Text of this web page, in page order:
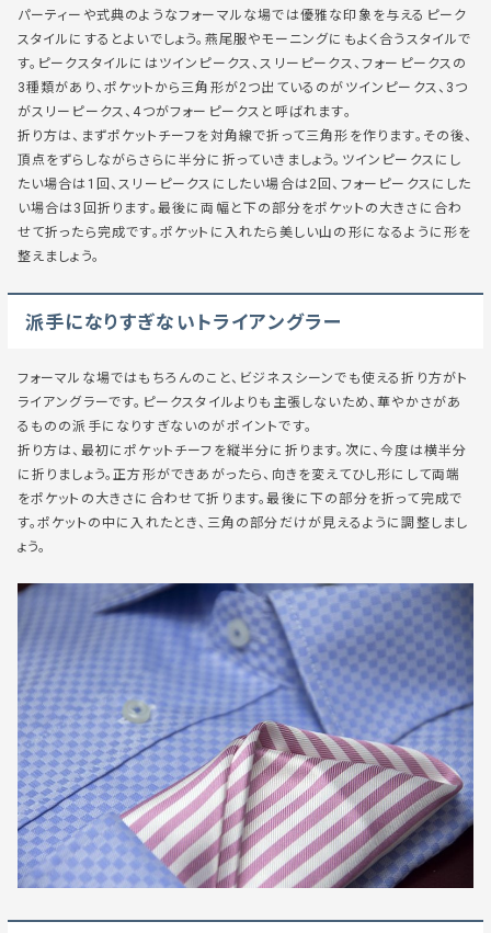
パーティーや式典のようなフォーマルな場では優雅な印象を与えるピーク
スタイルにするとよいでしょう。燕尾服やモーニングにもよく合うスタイルで
す。ピークスタイルにはツインピークス、スリーピークス、フォーピークスの
3種類があり、ポケットから三角形が2つ出ているのがツインピークス、3つ
がスリーピークス、4つがフォーピークスと呼ばれます。
折り方は、まずポケットチーフを対角線で折って三角形を作ります。その後、
頂点をずらしながらさらに半分に折っていきましょう。ツインピークスにし
たい場合は1回、スリーピークスにしたい場合は2回、フォーピークスにした
い場合は3回折ります。最後に両幅と下の部分をポケットの大きさに合わ
せて折ったら完成です。ポケットに入れたら美しい山の形になるように形を
整えましょう。
派手になりすぎないトライアングラー
フォーマルな場ではもちろんのこと、ビジネスシーンでも使える折り方がト
ライアングラーです。ピークスタイルよりも主張しないため、華やかさがあ
るものの派手になりすぎないのがポイントです。
折り方は、最初にポケットチーフを縦半分に折ります。次に、今度は横半分
に折りましょう。正方形ができあがったら、向きを変えてひし形にして両端
をポケットの大きさに合わせて折ります。最後に下の部分を折って完成で
す。ポケットの中に入れたとき、三角の部分だけが見えるように調整しまし
ょう。